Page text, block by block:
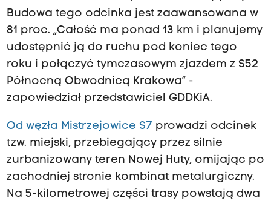
Budowa tego odcinka jest zaawansowana w
81 proc. „Całość ma ponad 13 km i planujemy
udostępnić ją do ruchu pod koniec tego
roku i połączyć tymczasowym zjazdem z S52
Północną Obwodnicą Krakowa” -
zapowiedział przedstawiciel GDDKiA.
Od węzła Mistrzejowice S7 prowadzi odcinek
tzw. miejski, przebiegający przez silnie
zurbanizowany teren Nowej Huty, omijając po
zachodniej stronie kombinat metalurgiczny.
Na 5-kilometrowej części trasy powstają dwa